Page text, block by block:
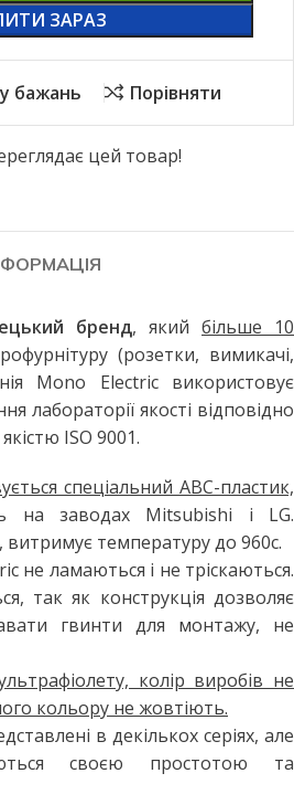
ЗАРАЗ
бажань Порівняти
цей товар!
бренд, який більше 10
(розетки, вимикачі,
Mono Electric використовує
лабораторії якості відповідно
ISO 9001.
спеціальний АВС-пластик,
на заводах Mitsubishi і LG.
витримує температуру до 960с.
не ламаються і не тріскаються.
так як конструкція дозволяє
гвинти для монтажу, не
колір виробів не
кольору не жовтіють.
в декількох серіях, але
своєю простотою та